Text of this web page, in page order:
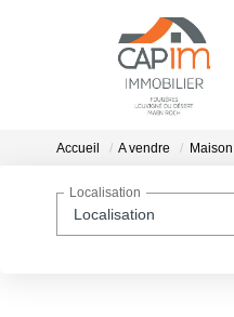
Accueil A vendre Maison
Localisation
Localisation